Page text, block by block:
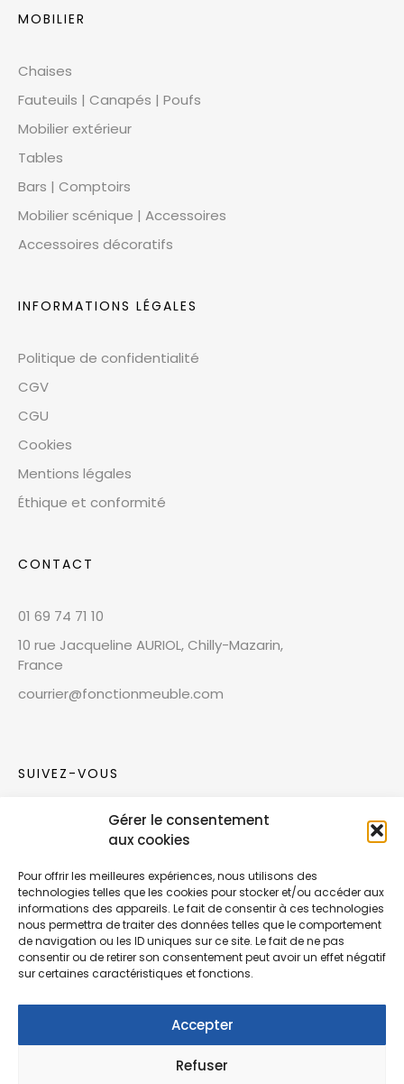
Gérer le consentement
aux cookies
Pour offrir les meilleures expériences, nous utilisons des
technologies telles que les cookies pour stocker et/ou accéder aux
informations des appareils. Le fait de consentir à ces technologies
nous permettra de traiter des données telles que le comportement
de navigation ou les ID uniques sur ce site. Le fait de ne pas
consentir ou de retirer son consentement peut avoir un effet négatif
sur certaines caractéristiques et fonctions.
Accepter
Refuser
MOBILIER
Chaises
Fauteuils | Canapés | Poufs
Mobilier extérieur
Tables
Bars | Comptoirs
Mobilier scénique | Accessoires
Accessoires décoratifs
INFORMATIONS LÉGALES
Politique de confidentialité
CGV
CGU
Cookies
Mentions légales
Éthique et conformité
CONTACT
01 69 74 71 10
10 rue Jacqueline AURIOL, Chilly-Mazarin,
France
courrier@fonctionmeuble.com
SUIVEZ-VOUS
Rejoignez notre communauté sur les réseaux
Nouvelles collections, vie de l’équipe ou
inspirations : soyez informés de nos dernières
actualités.
© Copyright Fonction Meuble